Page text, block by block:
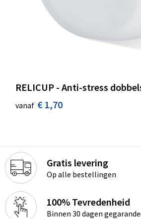
RELICUP - Anti-stress
vanaf € 1,70
Gratis levering
Op alle bestellingen
100% Tevredenheid
Binnen 30 dagen